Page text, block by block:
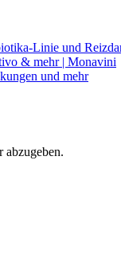
Linie und
& mehr | Monavini
und mehr
abzugeben.